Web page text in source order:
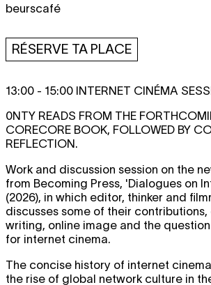
beurscafé
RÉSERVE TA PLACE
13:00 - 15:00 INTERNET CINÉMA
0NTY READS FROM THE
CORECORE BOOK, FOLLOWED BY
REFLECTION.
Work and discussion session on the
from Becoming Press, 'Dialogues on
(2026), in which editor, thinker and
discusses some of their
writing, online image and the
for internet cinema.
The concise history of internet
the rise of global network culture in